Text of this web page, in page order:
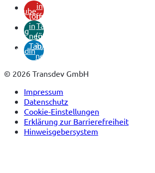
youtubein
neuem
Tab)
xing
(öffnet
in
neuem
Tab)
linkedin
(öffnet
in
neuem
© 2026 Transdev GmbH
Impressum
Datenschutz
Cookie-Einstellungen
Erklärung zur Barrierefreiheit
Hinweisgebersystem